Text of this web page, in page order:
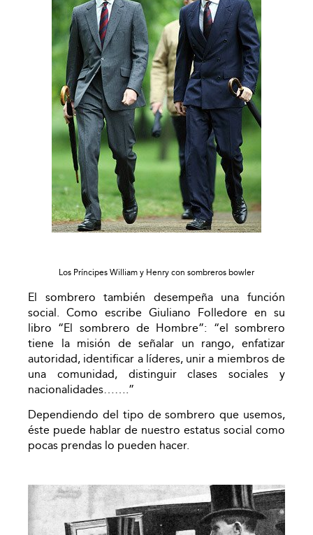
Los Príncipes William y Henry con sombreros bowler
El sombrero también desempeña una función
social. Como escribe Giuliano Folledore en su
libro “El sombrero de Hombre”: “el sombrero
tiene la misión de señalar un rango, enfatizar
autoridad, identificar a líderes, unir a miembros de
una comunidad, distinguir clases sociales y
nacionalidades…….”
Dependiendo del tipo de sombrero que usemos,
éste puede hablar de nuestro estatus social como
pocas prendas lo pueden hacer.